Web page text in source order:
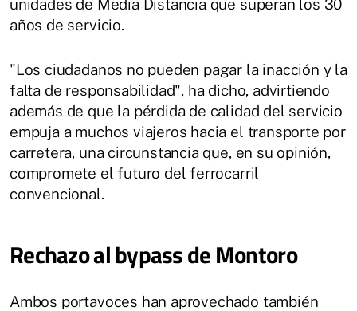
unidades de Media Distancia que superan los 30
años de servicio.
"Los ciudadanos no pueden pagar la inacción y la
falta de responsabilidad", ha dicho, advirtiendo
además de que la pérdida de calidad del servicio
empuja a muchos viajeros hacia el transporte por
carretera, una circunstancia que, en su opinión,
compromete el futuro del ferrocarril
convencional.
Rechazo al bypass de Montoro
Ambos portavoces han aprovechado también